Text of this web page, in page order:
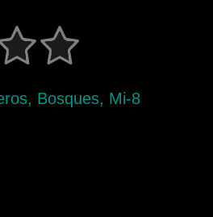
Bosques, Mi-8